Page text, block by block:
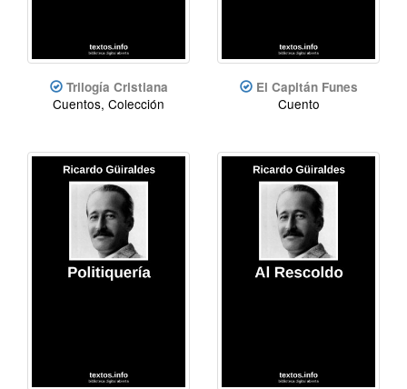
Trilogía Cristiana
Cuentos, Colección
El Capitán Funes
Cuento